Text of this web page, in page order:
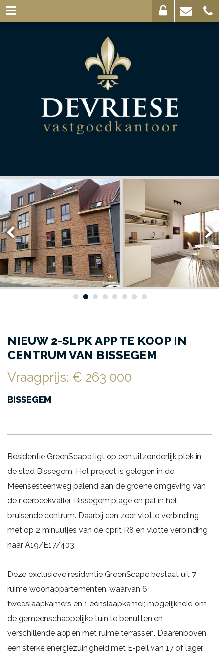
NIEUW 2-SLPK APP TE KOOP IN
CENTRUM VAN BISSEGEM
Vraagprijs: € 263 000
BISSEGEM
Residentie GreenScape ligt op een uitzonderlijk plek in
de stad Bissegem. Het project is gelegen in de
Meensesteenweg palend aan de groene omgeving van
de neerbeekvallei, Bissegem plage en pal in het
bruisende centrum. Daarbij een zeer vlotte verbinding
met op 2 minuutjes van de oprit R8 en vlotte verbinding
naar A19/E17/403.
Deze exclusieve residentie GreenScape bestaat uit 7
ruime woonappartementen, waarvan 6
tweeslaapkamers en 1 éénslaapkamer, mogelijkheid om
de gemeenschappelijke tuin te benutten en
verschillende app’en met ruime terrassen. Daarenboven
een sterke energiezuinigheid met E-peil van 17 of lager,